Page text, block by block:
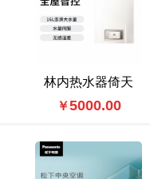
林内热水器倚天
￥5000.00